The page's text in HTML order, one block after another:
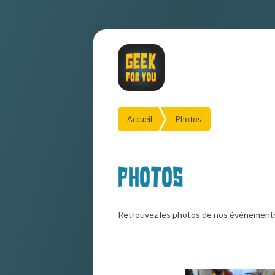
Accueil Photos
Photos
Retrouvez les photos de nos